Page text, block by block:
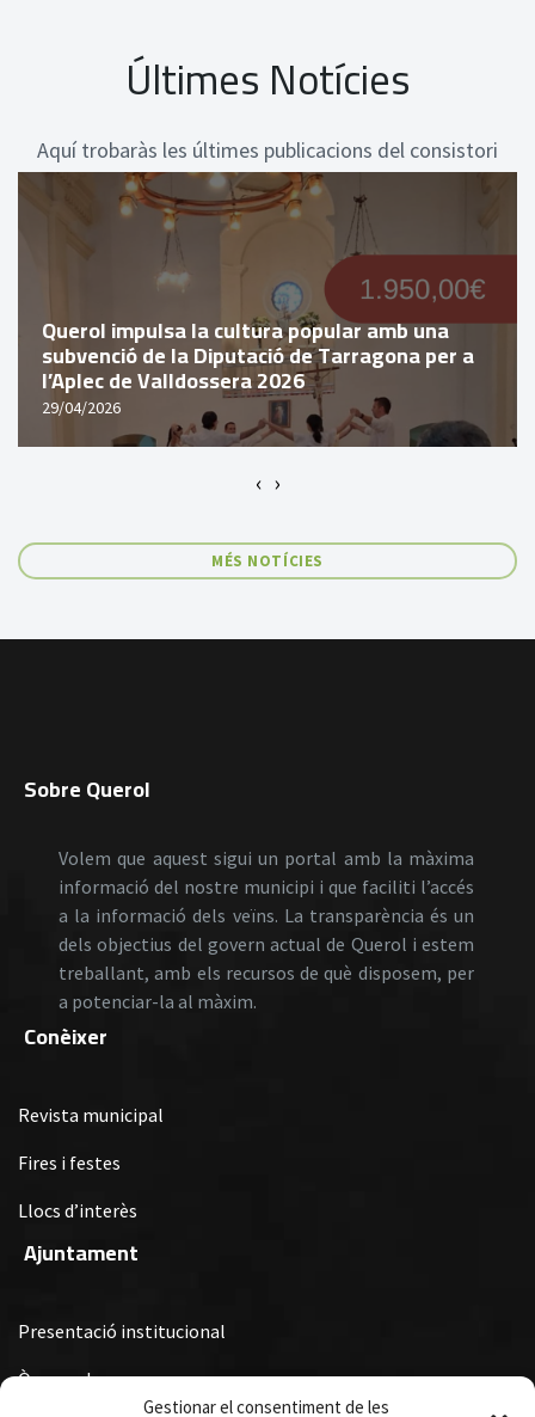
Gestionar el consentiment de les
Últimes Notícies
Aquí trobaràs les últimes publicacions del consistori
Querol impulsa la cultura popular amb una
subvenció de la Diputació de Tarragona per a
l’Aplec de Valldossera 2026
29/04/2026
‹ ›
MÉS NOTÍCIES
Sobre Querol
Volem que aquest sigui un portal amb la màxima
informació del nostre municipi i que faciliti l’accés
a la informació dels veïns. La transparència és un
dels objectius del govern actual de Querol i estem
treballant, amb els recursos de què disposem, per
a potenciar-la al màxim.
Conèixer
Revista municipal
Fires i festes
Llocs d’interès
Ajuntament
Presentació institucional
Òrgans de govern